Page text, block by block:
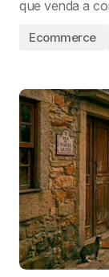
que venda a
Ecommerce